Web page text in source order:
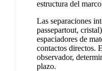
estructura del
Las separaciones
passepartout,
espaciadores de
contactos directos.
observador,
plazo.